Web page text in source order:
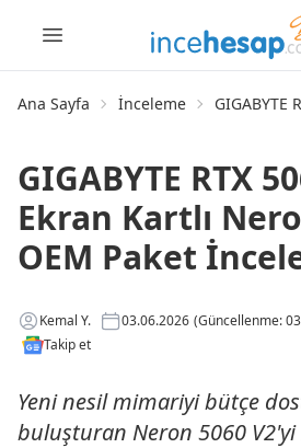
Ana Sayfa İnceleme GIGABYTE
GIGABYTE RTX
Ekran Kartlı
OEM Paket
Kemal Y. 03.06.2026 (Güncellenme:
Takip et
Yeni nesil mimariyi bütçe
buluşturan Neron 5060